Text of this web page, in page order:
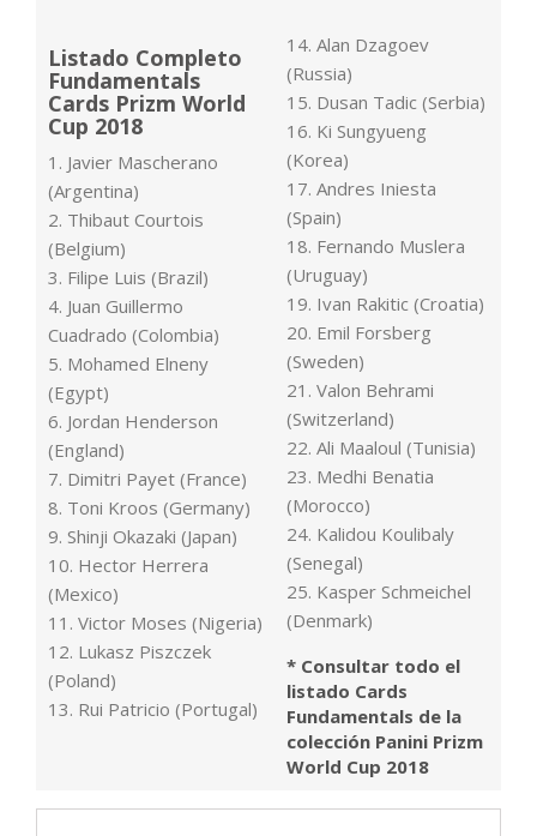
Listado Completo
Fundamentals
Cards Prizm World
Cup 2018
1. Javier Mascherano
(Argentina)
2. Thibaut Courtois
(Belgium)
3. Filipe Luis (Brazil)
4. Juan Guillermo
Cuadrado (Colombia)
5. Mohamed Elneny
(Egypt)
6. Jordan Henderson
(England)
7. Dimitri Payet (France)
8. Toni Kroos (Germany)
9. Shinji Okazaki (Japan)
10. Hector Herrera
(Mexico)
11. Victor Moses (Nigeria)
12. Lukasz Piszczek
(Poland)
13. Rui Patricio (Portugal)
14. Alan Dzagoev
(Russia)
15. Dusan Tadic (Serbia)
16. Ki Sungyueng
(Korea)
17. Andres Iniesta
(Spain)
18. Fernando Muslera
(Uruguay)
19. Ivan Rakitic (Croatia)
20. Emil Forsberg
(Sweden)
21. Valon Behrami
(Switzerland)
22. Ali Maaloul (Tunisia)
23. Medhi Benatia
(Morocco)
24. Kalidou Koulibaly
(Senegal)
25. Kasper Schmeichel
(Denmark)
* Consultar todo el
listado Cards
Fundamentals de la
colección Panini Prizm
World Cup 2018